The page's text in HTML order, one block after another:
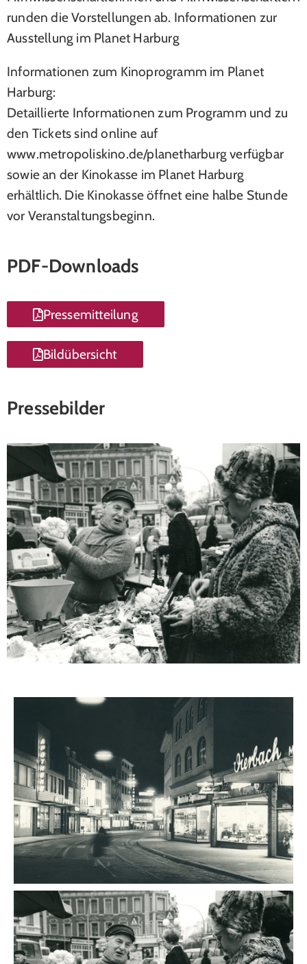
runden die Vorstellungen ab. Informationen zur
Ausstellung im Planet Harburg
Informationen zum Kinoprogramm im Planet
Harburg:
Detaillierte Informationen zum Programm und zu
den Tickets sind online auf
www.metropoliskino.de/planetharburg verfügbar
sowie an der Kinokasse im Planet Harburg
erhältlich. Die Kinokasse öffnet eine halbe Stunde
vor Veranstaltungsbeginn.
PDF-Downloads
Pressemitteilung
Bildübersicht
Pressebilder